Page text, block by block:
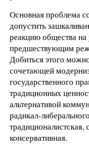
Основная проблема
допустить
реакцию общества
предшествующим
Добиться этого
сочетающей
государственного
традиционных
альтернативой
радикал-
традиционалистская,
консервативная.